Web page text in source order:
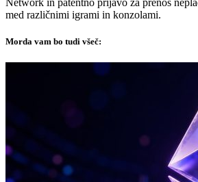
med različnimi igrami in konzolami.
Morda vam bo tudi všeč: